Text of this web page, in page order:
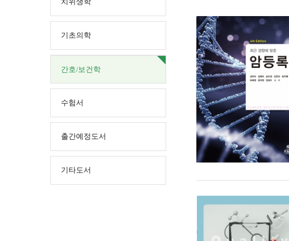
기초의학
간호/보건학
수험서
출간예정도서
기타도서